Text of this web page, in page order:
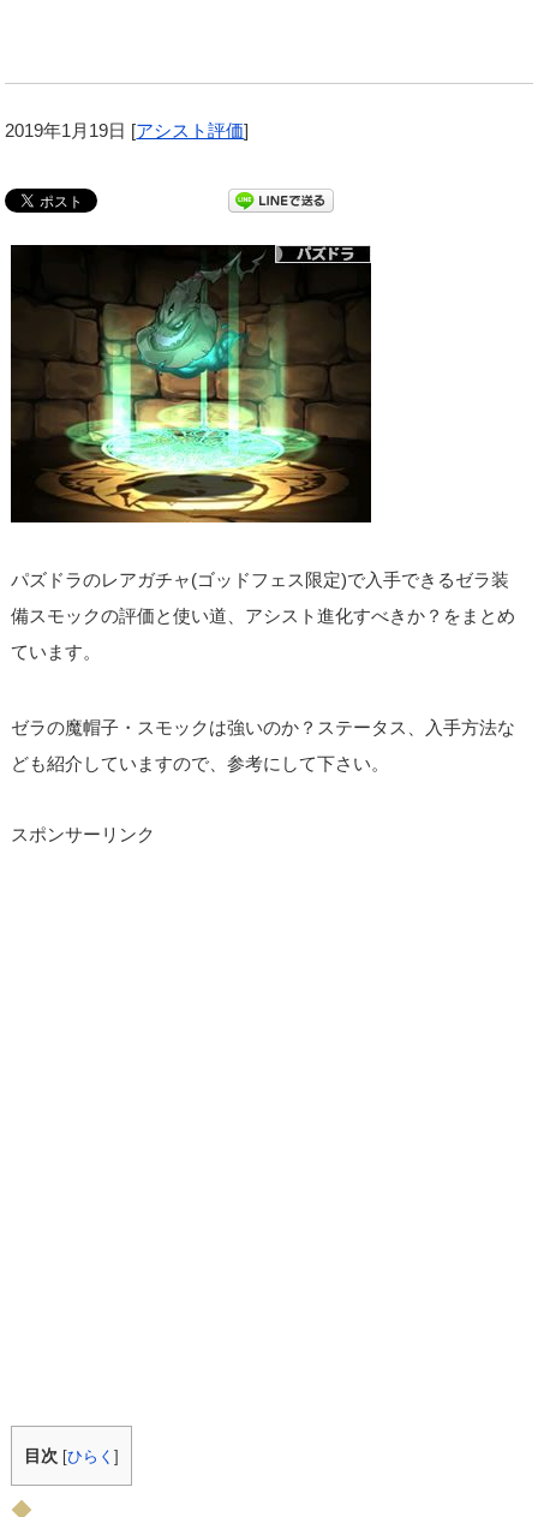
2019年1月19日 [アシスト評価]
パズドラのレアガチャ(ゴッドフェス限定)で入手できるゼラ装
備スモックの評価と使い道、アシスト進化すべきか？をまとめ
ています。
ゼラの魔帽子・スモックは強いのか？ステータス、入手方法な
ども紹介していますので、参考にして下さい。
スポンサーリンク
目次 [ひらく]